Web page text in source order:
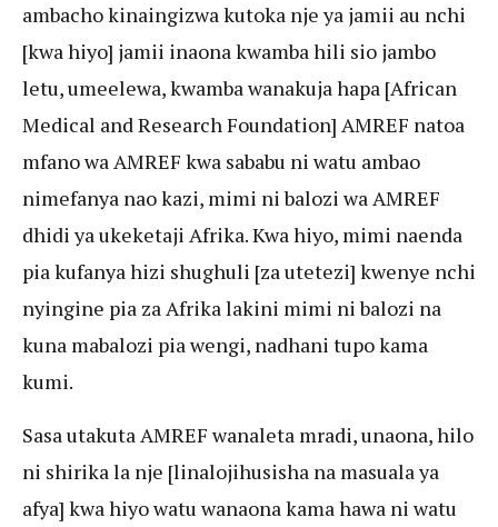
ambacho kinaingizwa kutoka nje ya jamii au nchi
[kwa hiyo] jamii inaona kwamba hili sio jambo
letu, umeelewa, kwamba wanakuja hapa [African
Medical and Research Foundation] AMREF natoa
mfano wa AMREF kwa sababu ni watu ambao
nimefanya nao kazi, mimi ni balozi wa AMREF
dhidi ya ukeketaji Afrika. Kwa hiyo, mimi naenda
pia kufanya hizi shughuli [za utetezi] kwenye nchi
nyingine pia za Afrika lakini mimi ni balozi na
kuna mabalozi pia wengi, nadhani tupo kama
kumi.
Sasa utakuta AMREF wanaleta mradi, unaona, hilo
ni shirika la nje [linalojihusisha na masuala ya
afya] kwa hiyo watu wanaona kama hawa ni watu